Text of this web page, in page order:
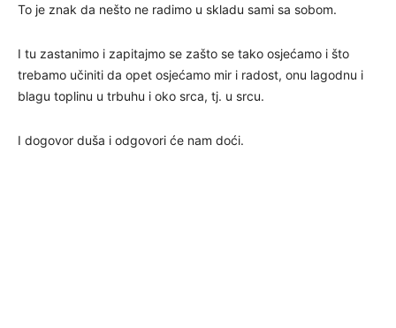
To je znak da nešto ne radimo u skladu sami sa sobom.
I tu zastanimo i zapitajmo se zašto se tako osjećamo i što
trebamo učiniti da opet osjećamo mir i radost, onu lagodnu i
blagu toplinu u trbuhu i oko srca, tj. u srcu.
I dogovor duša i odgovori će nam doći.